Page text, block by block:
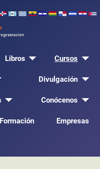
Libros Cursos
Divulgación
Conócenos
Formación Empresas